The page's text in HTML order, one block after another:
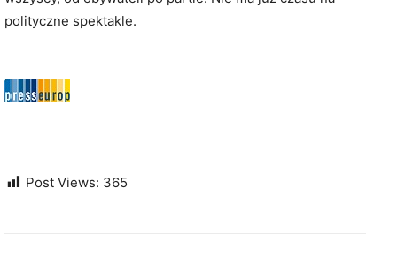
polityczne spektakle.
Post Views: 365